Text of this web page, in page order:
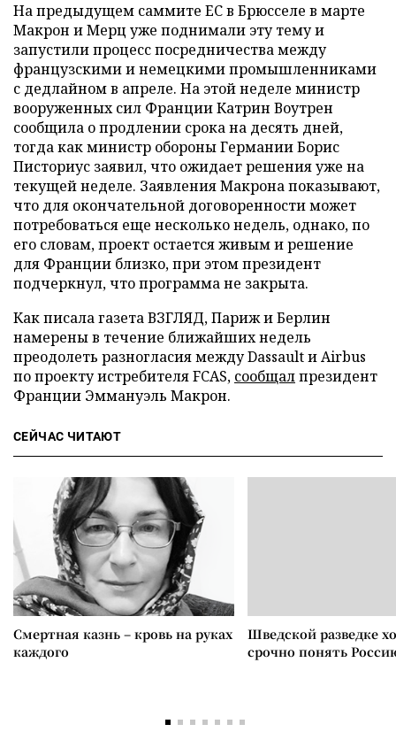
На предыдущем саммите ЕС в Брюсселе в марте
Макрон и Мерц уже поднимали эту тему и
запустили процесс посредничества между
французскими и немецкими промышленниками
с дедлайном в апреле. На этой неделе министр
вооруженных сил Франции Катрин Воутрен
сообщила о продлении срока на десять дней,
тогда как министр обороны Германии Борис
Писториус заявил, что ожидает решения уже на
текущей неделе. Заявления Макрона показывают,
что для окончательной договоренности может
потребоваться еще несколько недель, однако, по
его словам, проект остается живым и решение
для Франции близко, при этом президент
подчеркнул, что программа не закрыта.
Как писала газета ВЗГЛЯД, Париж и Берлин
намерены в течение ближайших недель
преодолеть разногласия между Dassault и Airbus
по проекту истребителя FCAS, сообщалпрезидент
Франции Эммануэль Макрон.
СЕЙЧАС ЧИТАЮТ
Смертная казнь – кровь на руках
каждого
Шведской разведке
срочно понять